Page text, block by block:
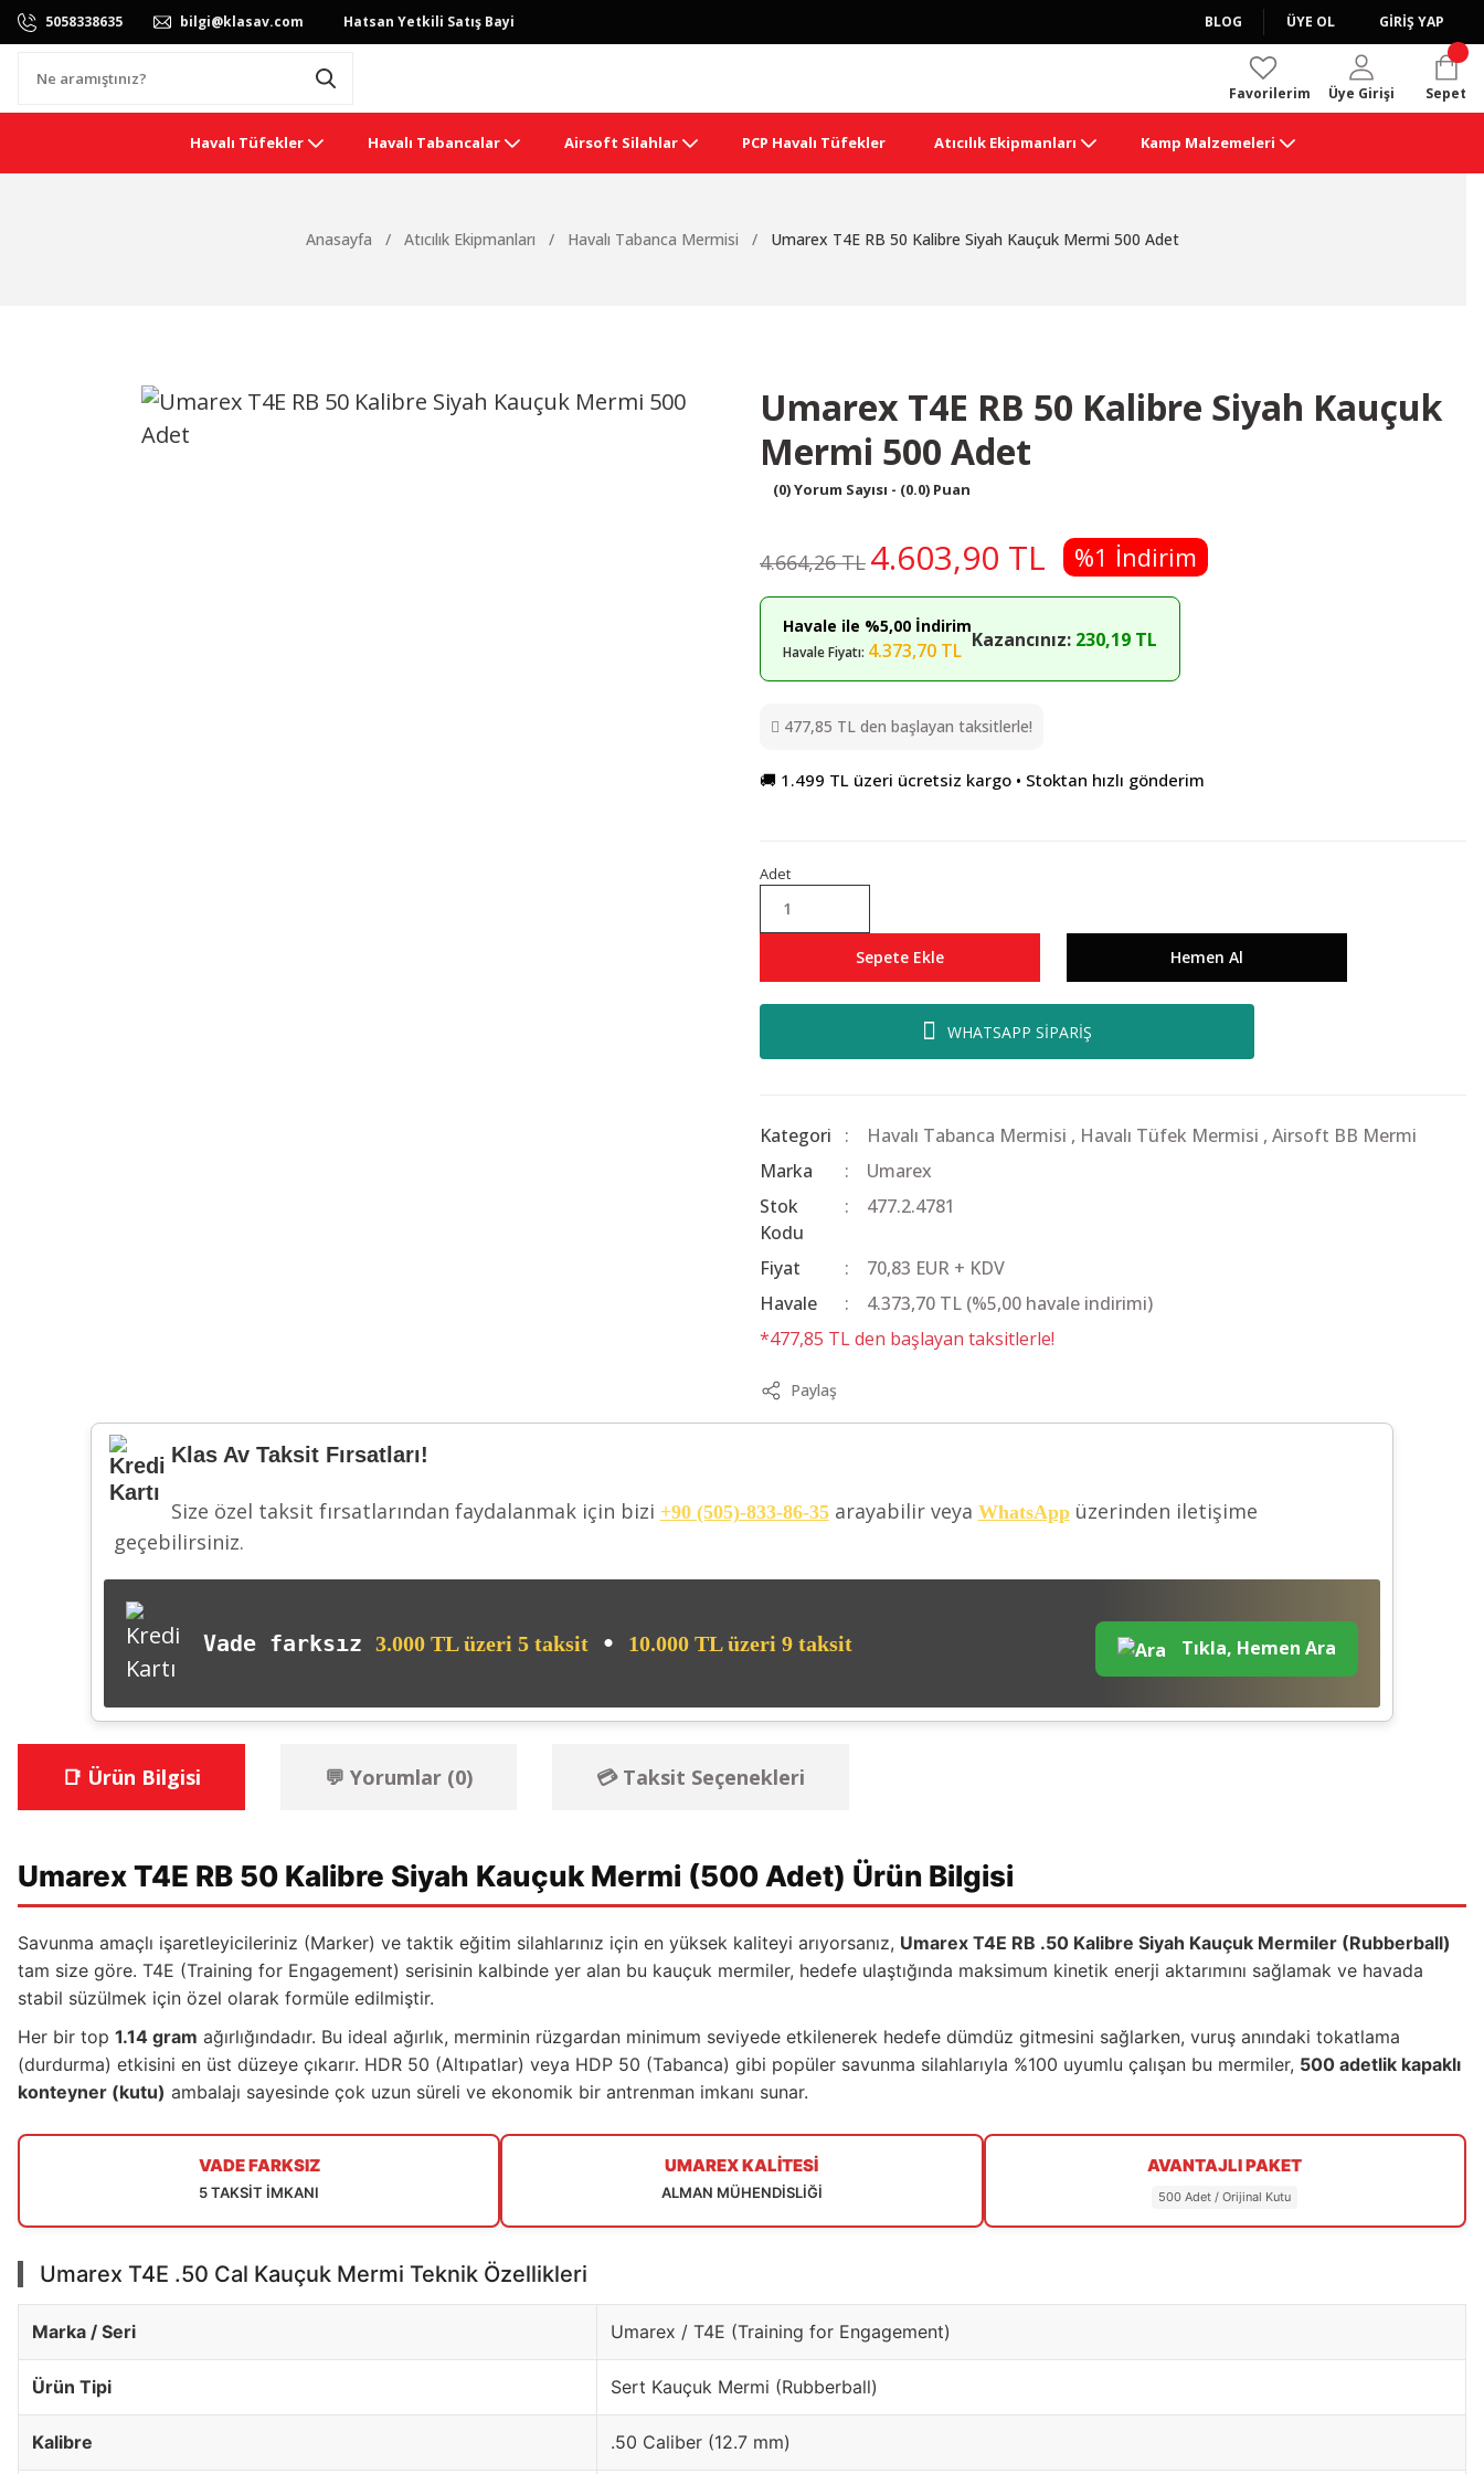
5058338635 bilgi@klasav.com Hatsan Yetkili Satış Bayi BLOG ÜYE OL GİRİŞ YAP
Favorilerim Üye Girişi Sepet
Havalı Tüfekler Havalı Tabancalar Airsoft Silahlar PCP Havalı Tüfekler Atıcılık Ekipmanları Kamp Malzemeleri
Anasayfa Atıcılık Ekipmanları Havalı Tabanca Mermisi Umarex T4E RB 50 Kalibre Siyah Kauçuk Mermi 500 Adet
Umarex T4E RB 50 Kalibre Siyah Kauçuk
Mermi 500 Adet
(0) Yorum Sayısı - (0.0) Puan
4.664,26 TL 4.603,90 TL %1 İndirim
Havale ile %5,00 İndirim
Havale Fiyatı: 4.373,70 TL Kazancınız: 230,19 TL
477,85 TL den başlayan taksitlerle!
🚚 1.499 TL üzeri ücretsiz kargo • Stoktan hızlı gönderim
Adet
Sepete Ekle Hemen Al
WHATSAPP SİPARİŞ
Kategori Havalı Tabanca Mermisi , Havalı Tüfek Mermisi , Airsoft BB Mermi
Marka
Umarex
Stok
Kodu
477.2.4781
Fiyat
70,83 EUR + KDV
Havale
4.373,70 TL (%5,00 havale indirimi)
*477,85 TL den başlayan taksitlerle!
Paylaş
Klas Av Taksit Fırsatları!
Size özel taksit fırsatlarından faydalanmak için bizi +90 (505)-833-86-35arayabilir veya WhatsAppüzerinden iletişime
geçebilirsiniz.
Vade farksız3.000 TL üzeri 5 taksit • 10.000 TL üzeri 9 taksit Tıkla, Hemen Ara
📑 Ürün Bilgisi 💬 Yorumlar (0) 💳 Taksit Seçenekleri
Umarex T4E RB 50 Kalibre Siyah Kauçuk Mermi (500 Adet) Ürün Bilgisi
Savunma amaçlı işaretleyicileriniz (Marker) ve taktik eğitim silahlarınız için en yüksek kaliteyi arıyorsanız, Umarex T4E RB .50 Kalibre Siyah Kauçuk Mermiler (Rubberball)
tam size göre. T4E (Training for Engagement) serisinin kalbinde yer alan bu kauçuk mermiler, hedefe ulaştığında maksimum kinetik enerji aktarımını sağlamak ve havada
stabil süzülmek için özel olarak formüle edilmiştir.
Her bir top 1.14 gram ağırlığındadır. Bu ideal ağırlık, merminin rüzgardan minimum seviyede etkilenerek hedefe dümdüz gitmesini sağlarken, vuruş anındaki tokatlama
(durdurma) etkisini en üst düzeye çıkarır. HDR 50 (Altıpatlar) veya HDP 50 (Tabanca) gibi popüler savunma silahlarıyla %100 uyumlu çalışan bu mermiler, 500 adetlik kapaklı
konteyner (kutu) ambalajı sayesinde çok uzun süreli ve ekonomik bir antrenman imkanı sunar.
VADE FARKSIZ
5 TAKSİT İMKANI
UMAREX KALİTESİ
ALMAN MÜHENDİSLİĞİ
AVANTAJLI PAKET
500 Adet / Orijinal Kutu
Umarex T4E .50 Cal Kauçuk Mermi Teknik Özellikleri
Marka / Seri Umarex / T4E (Training for Engagement)
Ürün Tipi Sert Kauçuk Mermi (Rubberball)
Kalibre .50 Caliber (12.7 mm)